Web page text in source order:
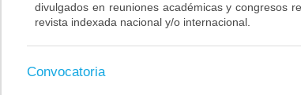
divulgados en reuniones académicas y congresos
revista indexada nacional y/o internacional.
Convocatoria